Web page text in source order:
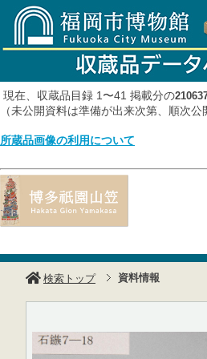
現在、収蔵品目録 1〜41 掲載分の
（未公開資料は準備が出来次第、順次
所蔵品画像の利用について
検索トップ 資料情報